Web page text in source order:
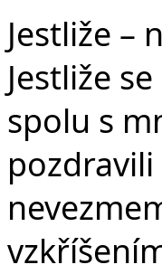
Jestliže –
Jestliže
spolu s
pozdravili